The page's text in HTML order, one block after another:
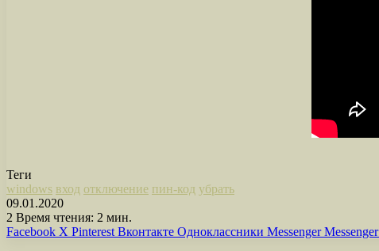
Теги
windows вход отключение пин-код убрать
09.01.2020
2 Время чтения: 2 мин.
Facebook X Pinterest Вконтакте Одноклассники Messenger Messenger